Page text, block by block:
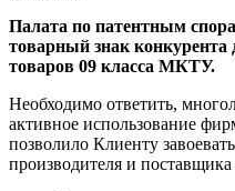
Палата по патентным
товарный знак
товаров 09 класса МКТУ.
Необходимо ответить,
активное использование
позволило Клиенту
производителя и